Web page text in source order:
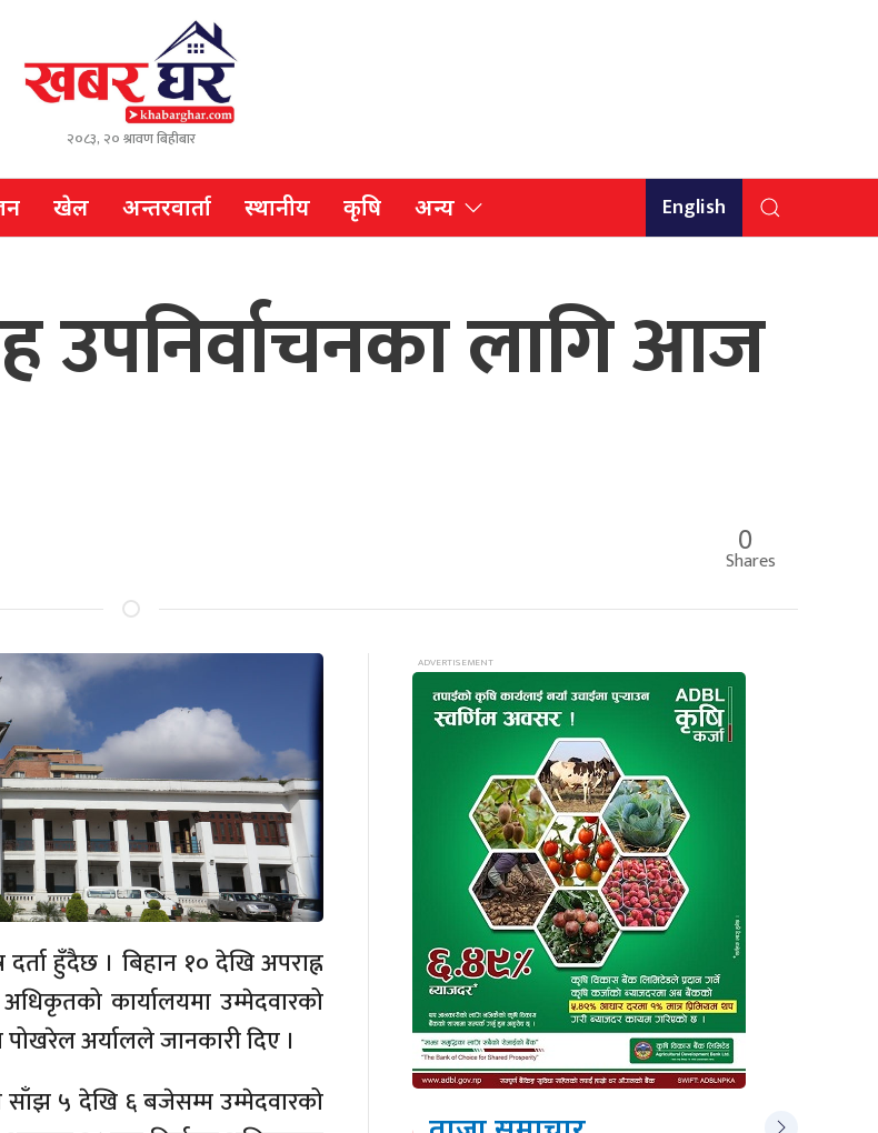
२०८३, २० श्रावण बिहीबार
खेल अन्तरवार्ता स्थानीय कृषि अन्य English
उपनिर्वाचनका लागि आज
0
Shares
हुँदैछ । बिहान १० देखि अपराह्न
कार्यालयमा उम्मेदवारको
अर्यालले जानकारी दिए ।
साँझ ५ देखि ६ बजेसम्म उम्मेदवारको